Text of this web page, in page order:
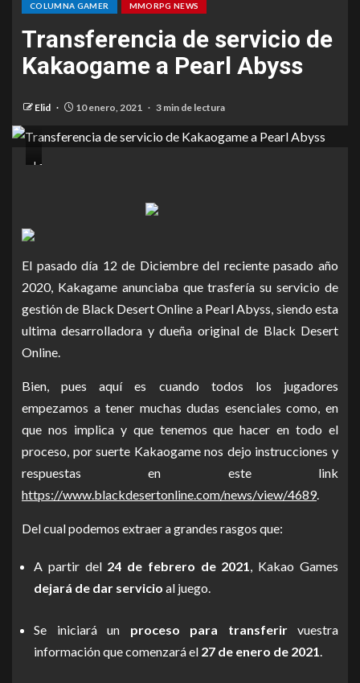
COLUMNA GAMER MMORPG NEWS
Transferencia de servicio de
Kakaogame a Pearl Abyss
Elid 10 enero, 2021 3 min de lectura
Las
preguntas
proceso
de
El pasado día 12 de Diciembre del reciente pasado año
2020, Kakagame anunciaba que trasfería su servicio de
gestión de Black Desert Online a Pearl Abyss, siendo esta
ultima desarrolladora y dueña original de Black Desert
Online.
Bien, pues aquí es cuando todos los jugadores
empezamos a tener muchas dudas esenciales como, en
que nos implica y que tenemos que hacer en todo el
proceso, por suerte Kakaogame nos dejo instrucciones y
respuestas en este link
https://www.blackdesertonline.com/news/view/4689.
Del cual podemos extraer a grandes rasgos que:
A partir del 24 de febrero de 2021, Kakao Games
dejará de dar servicio al juego.
Se iniciará un proceso para transferirvuestra
información que comenzará el 27 de enero de 2021.